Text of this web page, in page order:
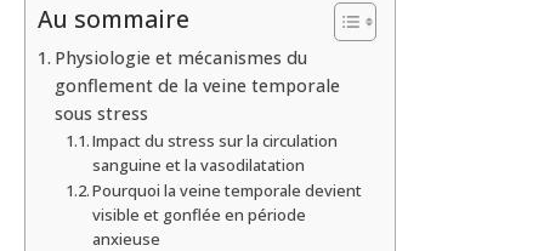
Au sommaire
Physiologie et mécanismes du
gonflement de la veine temporale
sous stress
Impact du stress sur la circulation
sanguine et la vasodilatation
Pourquoi la veine temporale devient
visible et gonflée en période
anxieuse